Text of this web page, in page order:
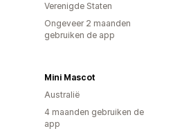
Verenigde Staten
Ongeveer 2 maanden
gebruiken de app
Mini Mascot
Australië
4 maanden gebruiken de
app